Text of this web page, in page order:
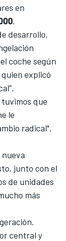
en
.
desarrollo,
coche según
quien explicó
tuvimos que
le
radical",
junto con el
de unidades
más
central y